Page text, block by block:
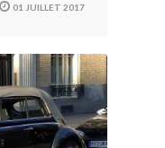
01 JUILLET 2017